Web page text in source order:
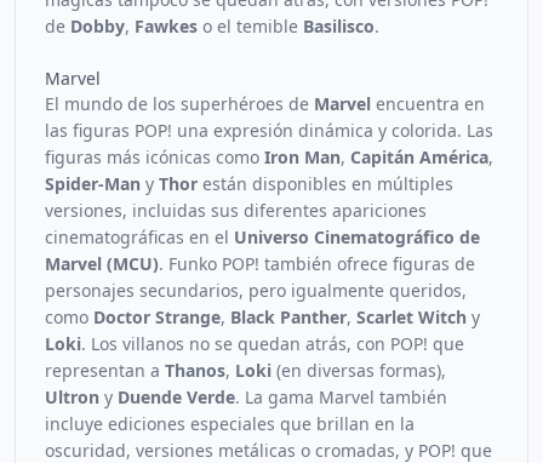
de Dobby, Fawkes o el temible Basilisco.
Marvel
El mundo de los superhéroes de Marvel encuentra en
las figuras POP! una expresión dinámica y colorida. Las
figuras más icónicas como Iron Man, Capitán América,
Spider-Man y Thor están disponibles en múltiples
versiones, incluidas sus diferentes apariciones
cinematográficas en el Universo Cinematográfico de
Marvel (MCU). Funko POP! también ofrece figuras de
personajes secundarios, pero igualmente queridos,
como Doctor Strange, Black Panther, Scarlet Witch y
Loki. Los villanos no se quedan atrás, con POP! que
representan a Thanos, Loki (en diversas formas),
Ultron y Duende Verde. La gama Marvel también
incluye ediciones especiales que brillan en la
oscuridad, versiones metálicas o cromadas, y POP! que